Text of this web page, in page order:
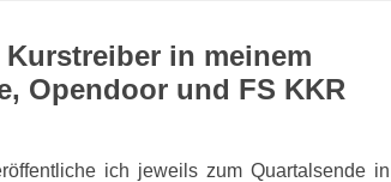
in meinem
Opendoor und FS KKR
ich jeweils zum Quartalsende in